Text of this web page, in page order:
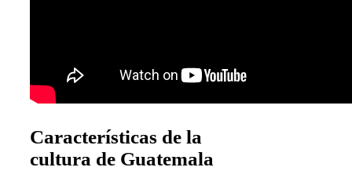
Características de la
cultura de Guatemala